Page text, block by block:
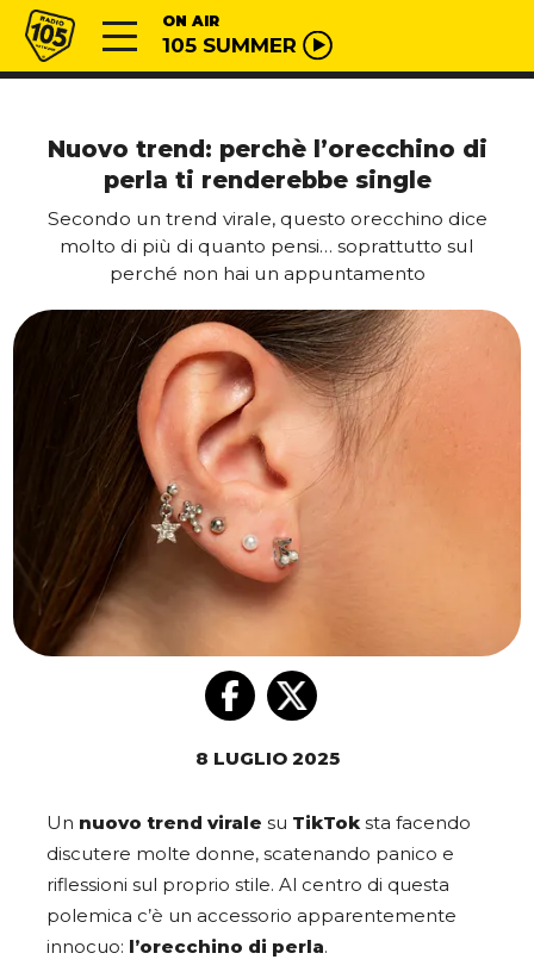
Vai al contenuto
Radio 105 ON AIR
105 SUMMER
Nuovo trend: perchè l’orecchino di
perla ti renderebbe single
Secondo un trend virale, questo orecchino dice
molto di più di quanto pensi… soprattutto sul
perché non hai un appuntamento
8 LUGLIO 2025
Un nuovo trend virale su TikToksta facendo
discutere molte donne, scatenando panico e
riflessioni sul proprio stile. Al centro di questa
polemica c’è un accessorio apparentemente
innocuo:
l’orecchino di perla.